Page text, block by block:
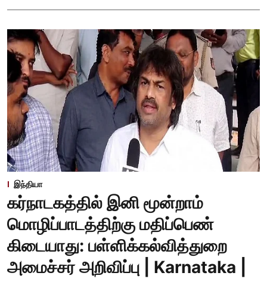
இந்தியா
கர்நாடகத்தில் இனி மூன்றாம்
மொழிப்பாடத்திற்கு மதிப்பெண்
கிடையாது: பள்ளிக்கல்வித்துறை
அமைச்சர் அறிவிப்பு | Karnataka |